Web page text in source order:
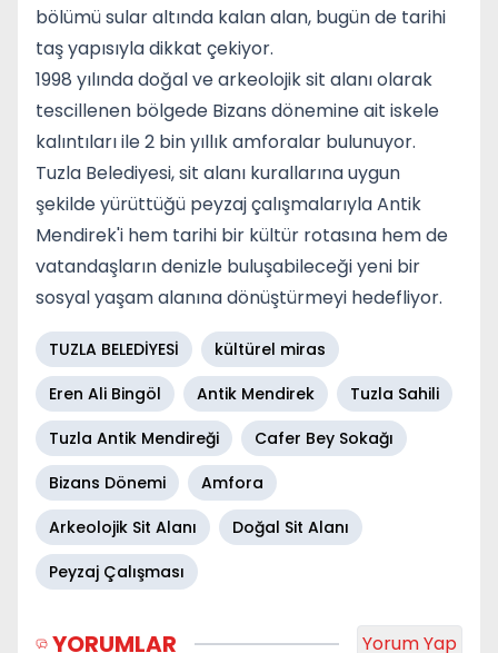
bölümü sular altında kalan alan, bugün de tarihi
taş yapısıyla dikkat çekiyor.
1998 yılında doğal ve arkeolojik sit alanı olarak
tescillenen bölgede Bizans dönemine ait iskele
kalıntıları ile 2 bin yıllık amforalar bulunuyor.
Tuzla Belediyesi, sit alanı kurallarına uygun
şekilde yürüttüğü peyzaj çalışmalarıyla Antik
Mendirek'i hem tarihi bir kültür rotasına hem de
vatandaşların denizle buluşabileceği yeni bir
sosyal yaşam alanına dönüştürmeyi hedefliyor.
TUZLA BELEDİYESİ
kültürel miras
Eren Ali Bingöl
Antik Mendirek
Tuzla Sahili
Tuzla Antik Mendireği
Cafer Bey Sokağı
Bizans Dönemi
Amfora
Arkeolojik Sit Alanı
Doğal Sit Alanı
Peyzaj Çalışması
YORUMLAR Yorum Yap